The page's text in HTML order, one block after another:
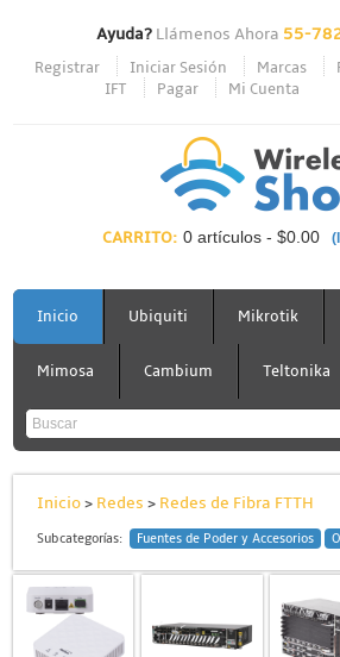
Ayuda?Llámenos Ahora 55-
Registrar Iniciar Sesión Marcas
IFT
Pagar Mi Cuenta
CARRITO: 0 artículos - $0.00
PAGAR
Inicio Ubiquiti Mikrotik
Mimosa Cambium Teltonika
Inicio> Redes > Redes de Fibra FTTH
Subcategorías: Fuentes de Poder y Accesorios